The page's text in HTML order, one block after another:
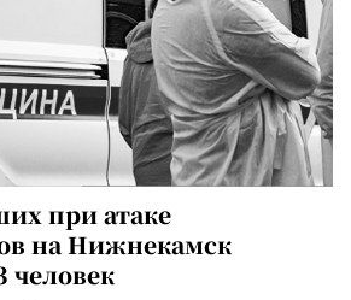
при атаке
на Нижнекамск
человек